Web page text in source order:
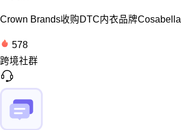
Crown Brands收购DTC内衣品牌Cosabella
578
跨境社群